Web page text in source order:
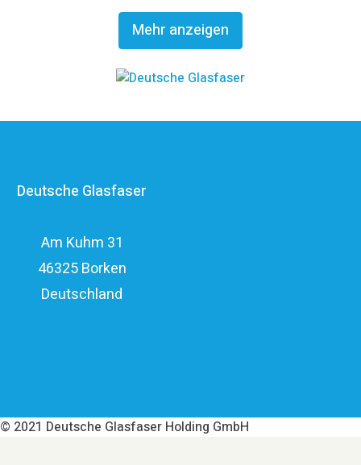
Mehr anzeigen
Mit innovativen Planungs- und Bauverfahren ist
Deutsche Glasfaser Spezialist für einen schnellen und
kosteneffizienten FTTH-Ausbau. Die
Unternehmensgruppe zählt zu den finanzstärksten
elf Milliarden Euro.
Deutsche Glasfaser
Am Kuhm 31
46325 Borken
Deutschland